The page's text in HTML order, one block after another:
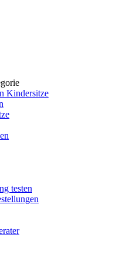
Kindersitze
testen